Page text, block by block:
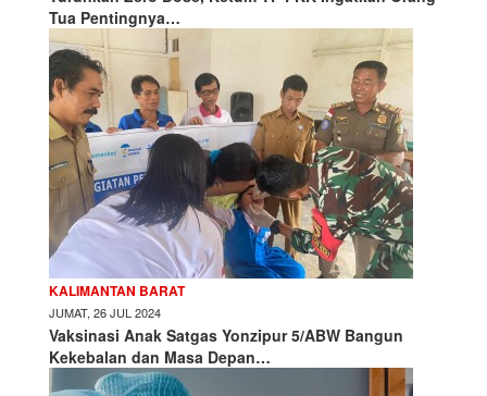
Tua Pentingnya…
KALIMANTAN BARAT
JUMAT, 26 JUL 2024
Vaksinasi Anak Satgas Yonzipur 5/ABW Bangun
Kekebalan dan Masa Depan…